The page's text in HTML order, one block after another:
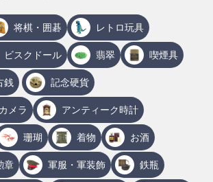
将棋・囲碁 レトロ玩具
ビスクドール 翡翠 喫煙具
銭 記念硬貨
メラ アンティーク時計
珊瑚 着物 お酒
章 軍服・軍装飾 鉄瓶